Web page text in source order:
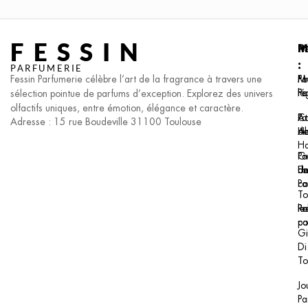
FESSIN
PARFUMERIE
Fessin Parfumerie célèbre l’art de la fragrance à travers une
sélection pointue de parfums d’exception. Explorez des univers
olfactifs uniques, entre émotion, élégance et caractère.
Adresse : 15 rue Boudeville 31100 Toulouse
::
Al
Di
: